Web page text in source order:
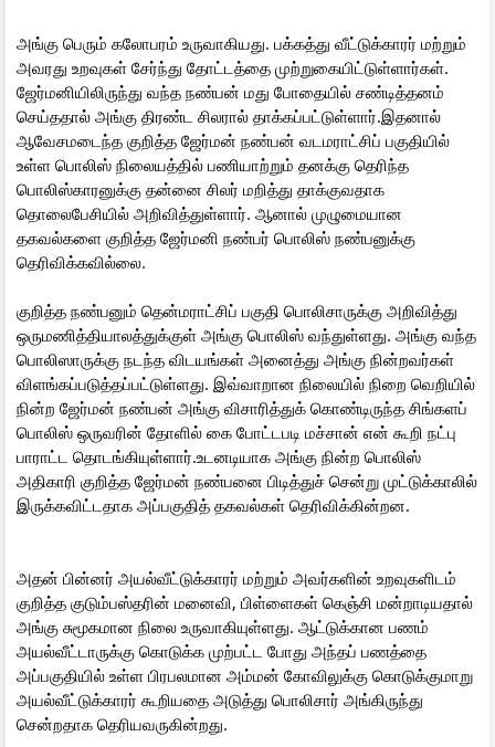
அங்கு பெரும் கலோபரம் உருவாகியது. பக்கத்து வீட்டுக்காரர் மற்றும்
அவரது உறவுகள் சேர்ந்து தோட்டத்தை முற்றுகையிட்டுள்ளார்கள்.
ஜேர்மனியிலிருந்து வந்த நண்பன் மது போதையில் சண்டித்தனம்
செய்ததால் அங்கு திரண்ட சிலரால் தாக்கப்பட்டுள்ளார்.இதனால்
ஆவேசமடைந்த குறித்த ஜேர்மன் நண்பன் வடமராட்சிப் பகுதியில்
உள்ள பொலிஸ் நிலையத்தில் பணியாற்றும் தனக்கு தெரிந்த
பொலிஸ்காரனுக்கு தன்னை சிலர் மறித்து தாக்குவதாக
தொலைபேசியில் அறிவித்துள்ளார். ஆனால் முழுமையான
தகவல்களை குறித்த ஜேர்மனி நண்பர் பொலிஸ் நண்பனுக்கு
தெரிவிக்கவில்லை.
குறித்த நண்பனும் தென்மராட்சிப் பகுதி பொலிசாருக்கு அறிவித்து
ஒருமணித்தியாலத்துக்குள் அங்கு பொலிஸ் வந்துள்ளது. அங்கு வந்த
பொலிஸாருக்கு நடந்த விடயங்கள் அனைத்து அங்கு நின்றவர்கள்
விளங்கப்படுத்தப்பட்டுள்ளது. இவ்வாறான நிலையில் நிறை வெறியில்
நின்ற ஜேர்மன் நண்பன் அங்கு விசாரித்துக் கொண்டிருந்த சிங்களப்
பொலிஸ் ஒருவரின் தோளில் கை போட்டபடி மச்சான் என் கூறி நட்பு
பாராட்ட தொடங்கியுள்ளார்.உடனடியாக அங்கு நின்ற பொலிஸ்
அதிகாரி குறித்த ஜேர்மன் நண்பனை பிடித்துச் சென்று முட்டுக்காலில்
இருக்கவிட்டதாக அப்பகுதித் தகவல்கள் தெரிவிக்கின்றன.
அதன் பின்னர் அயல்வீட்டுக்காரர் மற்றும் அவர்களின் உறவுகளிடம்
குறித்த குடும்பஸ்தரின் மனைவி, பிள்ளைகள் கெஞ்சி மன்றாடியதால்
அங்கு சுமூகமான நிலை உருவாகியுள்ளது. ஆட்டுக்கான பணம்
அயல்வீட்டாருக்கு கொடுக்க முற்பட்ட போது அந்தப் பணத்தை
அப்பகுதியில் உள்ள பிரபலமான அம்மன் கோவிலுக்கு கொடுக்குமாறு
அயல்வீட்டுக்காரர் கூறியதை அடுத்து பொலிசார் அங்கிருந்து
சென்றதாக தெரியவருகின்றது.